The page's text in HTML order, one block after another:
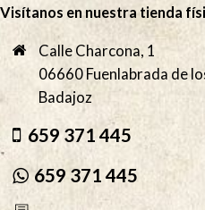
Visítanos en nuestra tienda
Calle Charcona, 1
06660 Fuenlabrada de
Badajoz
659 371 445
659 371 445